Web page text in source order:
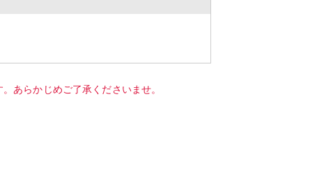
あらかじめご了承くださいませ。